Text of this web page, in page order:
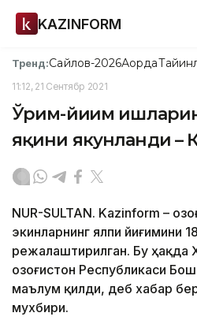
KAZINFORM
Тренд:Сайлов-2026Ақорда
11:12, 21 Сентябр 2021
Ўрим-йиғим
яқини якунланди –
NUR-SULTAN. Kazinform –
экинларнинг ялпи йиғимини
режалаштирилган. Бу ҳақда
Қозоғистон Республикаси
маълум қилди, деб хабар
мухбири.